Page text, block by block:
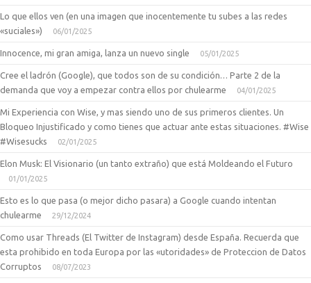
Lo que ellos ven (en una imagen que inocentemente tu subes a las redes
«suciales»)
06/01/2025
Innocence, mi gran amiga, lanza un nuevo single 05/01/2025
Cree el ladrón (Google), que todos son de su condición… Parte 2 de la
demanda que voy a empezar contra ellos por chulearme
04/01/2025
Mi Experiencia con Wise, y mas siendo uno de sus primeros clientes. Un
Bloqueo Injustificado y como tienes que actuar ante estas situaciones. #Wise
#Wisesucks
02/01/2025
Elon Musk: El Visionario (un tanto extraño) que está Moldeando el Futuro
01/01/2025
Esto es lo que pasa (o mejor dicho pasara) a Google cuando intentan
chulearme
29/12/2024
Como usar Threads (El Twitter de Instagram) desde España. Recuerda que
esta prohibido en toda Europa por las «utoridades» de Proteccion de Datos
Corruptos
08/07/2023